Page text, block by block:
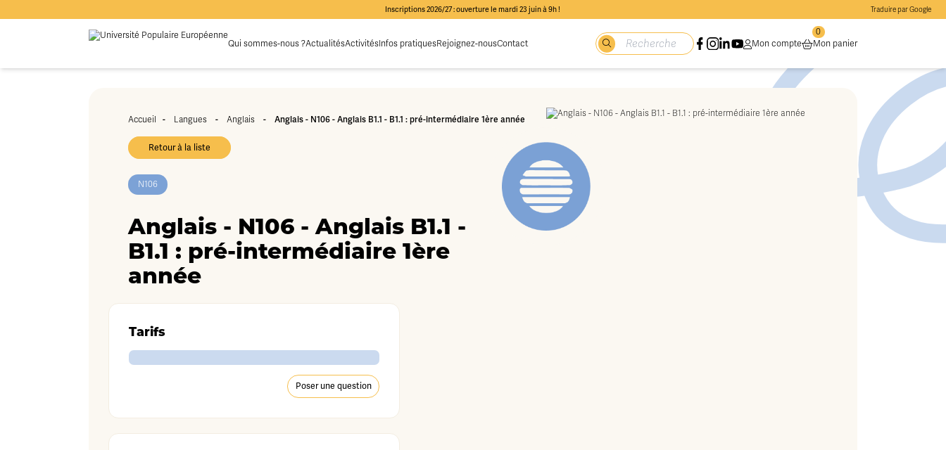
Inscriptions 2026/27 : ouverture le mardi 23 juin à 9h ! Traduire par Google
Qui sommes-nous ?ActualitésActivitésInfos pratiquesRejoignez-nousContact Mon compte Mon panier
0
Accueil - Langues - Anglais - Anglais - N106 - Anglais B1.1 - B1.1 : pré-intermédiaire 1ère année
Retour à la liste
N106
Anglais - N106 - Anglais B1.1 -
B1.1 : pré-intermédiaire 1ère
année
Tarifs
Poser une question